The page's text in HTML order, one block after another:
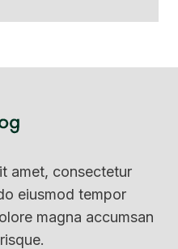
amet, consectetur
eiusmod tempor
magna accumsan